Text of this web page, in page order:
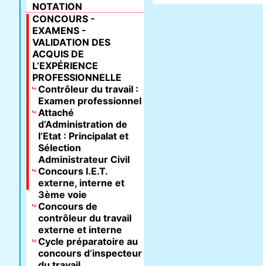
NOTATION
CONCOURS -
EXAMENS -
VALIDATION DES
ACQUIS DE
L’EXPÉRIENCE
PROFESSIONNELLE
Contrôleur du travail :
Examen professionnel
Attaché
d’Administration de
l’Etat : Principalat et
Sélection
Administrateur Civil
Concours I.E.T.
externe, interne et
3ème voie
Concours de
contrôleur du travail
externe et interne
Cycle préparatoire au
concours d’inspecteur